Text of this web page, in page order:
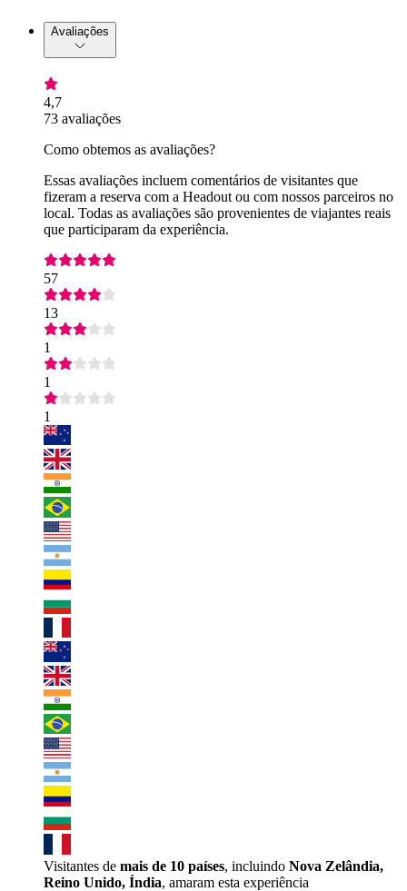
Avaliações
4,7
73 avaliações
Como obtemos as avaliações?
Essas avaliações incluem comentários de visitantes que
fizeram a reserva com a Headout ou com nossos parceiros no
local. Todas as avaliações são provenientes de viajantes reais
que participaram da experiência.
57
13
1
1
1
Visitantes de mais de 10 países, incluindo Nova Zelândia,
Reino Unido, Índia, amaram esta experiência